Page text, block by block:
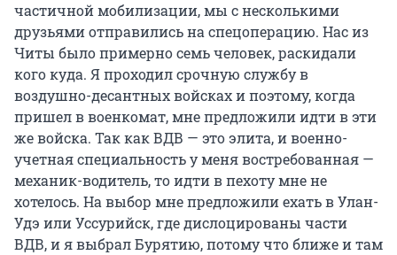
частичной мобилизации, мы с несколькими
друзьями отправились на спецоперацию. Нас из
Читы было примерно семь человек, раскидали
кого куда. Я проходил срочную службу в
воздушно-десантных войсках и поэтому, когда
пришел в военкомат, мне предложили идти в эти
же войска. Так как ВДВ — это элита, и военно-
учетная специальность у меня востребованная —
механик-водитель, то идти в пехоту мне не
хотелось. На выбор мне предложили ехать в Улан-
Удэ или Уссурийск, где дислоцированы части
ВДВ, и я выбрал Бурятию, потому что ближе и там